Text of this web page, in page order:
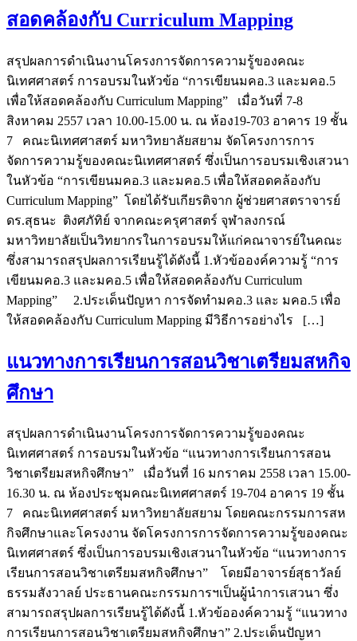
สอดคล้องกับ Curriculum Mapping
สรุปผลการดำเนินงานโครงการจัดการความรู้ของคณะ
นิเทศศาสตร์ การอบรมในหัวข้อ “การเขียนมคอ.3 และมคอ.5
เพื่อให้สอดคล้องกับ Curriculum Mapping” เมื่อวันที่ 7-8
สิงหาคม 2557 เวลา 10.00-15.00 น. ณ ห้อง19-703 อาคาร 19 ชั้น
7 คณะนิเทศศาสตร์ มหาวิทยาลัยสยาม จัดโครงการการ
จัดการความรู้ของคณะนิเทศศาสตร์ ซึ่งเป็นการอบรมเชิงเสวนา
ในหัวข้อ “การเขียนมคอ.3 และมคอ.5 เพื่อให้สอดคล้องกับ
Curriculum Mapping” โดยได้รับเกียรติจาก ผู้ช่วยศาสตราจารย์
ดร.สุธนะ ติงศภัทิย์ จากคณะครุศาสตร์ จุฬาลงกรณ์
มหาวิทยาลัยเป็นวิทยากรในการอบรมให้แก่คณาจารย์ในคณะ
ซึ่งสามารถสรุปผลการเรียนรู้ได้ดังนี้ 1.หัวข้อองค์ความรู้ “การ
เขียนมคอ.3 และมคอ.5 เพื่อให้สอดคล้องกับ Curriculum
Mapping” 2.ประเด็นปัญหา การจัดทำมคอ.3 และ มคอ.5 เพื่อ
ให้สอดคล้องกับ Curriculum Mapping มีวิธีการอย่างไร […]
แนวทางการเรียนการสอนวิชาเตรียมสหกิจ
ศึกษา
สรุปผลการดำเนินงานโครงการจัดการความรู้ของคณะ
นิเทศศาสตร์ การอบรมในหัวข้อ “แนวทางการเรียนการสอน
วิชาเตรียมสหกิจศึกษา” เมื่อวันที่ 16 มกราคม 2558 เวลา 15.00-
16.30 น. ณ ห้องประชุมคณะนิเทศศาสตร์ 19-704 อาคาร 19 ชั้น
7 คณะนิเทศศาสตร์ มหาวิทยาลัยสยาม โดยคณะกรรมการสห
กิจศึกษาและโครงงาน จัดโครงการการจัดการความรู้ของคณะ
นิเทศศาสตร์ ซึ่งเป็นการอบรมเชิงเสวนาในหัวข้อ “แนวทางการ
เรียนการสอนวิชาเตรียมสหกิจศึกษา” โดยมีอาจารย์สุธาวัลย์
ธรรมสังวาลย์ ประธานคณะกรรมการฯเป็นผู้นำการเสวนา ซึ่ง
สามารถสรุปผลการเรียนรู้ได้ดังนี้ 1.หัวข้อองค์ความรู้ “แนวทาง
การเรียนการสอนวิชาเตรียมสหกิจศึกษา” 2.ประเด็นปัญหา